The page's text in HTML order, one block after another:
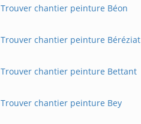
Trouver chantier peinture Béon
Trouver chantier peinture Béréziat
Trouver chantier peinture Bettant
Trouver chantier peinture Bey